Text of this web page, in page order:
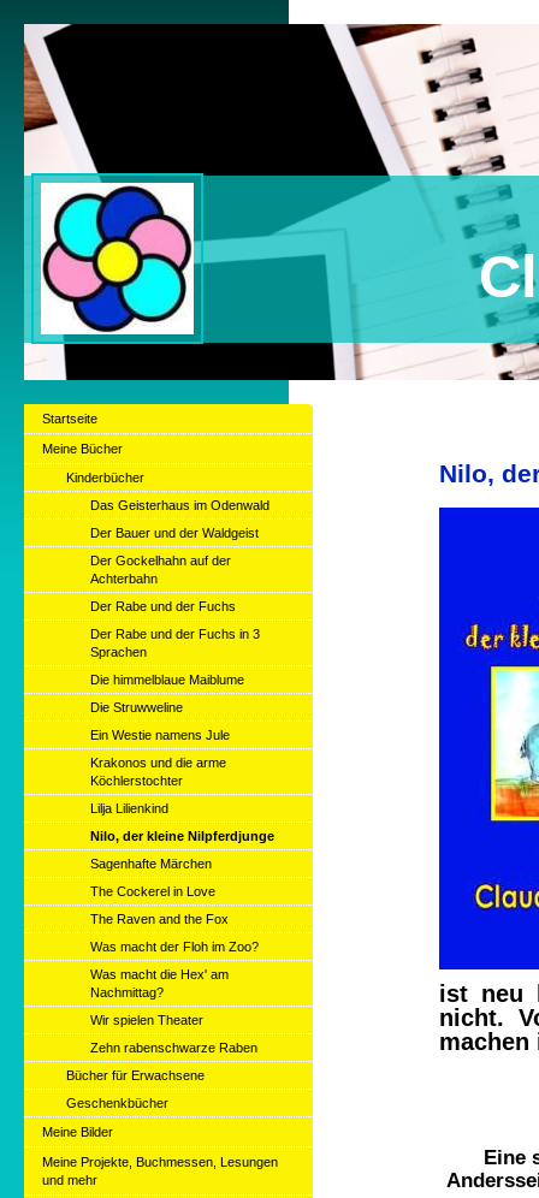
Claudia
Nilo,
ist neu
nicht.
machen
Eine
Startseite
Meine Bücher
Kinderbücher
Das Geisterhaus im Odenwald
Der Bauer und der Waldgeist
Der Gockelhahn auf der
Achterbahn
Der Rabe und der Fuchs
Der Rabe und der Fuchs in 3
Sprachen
Die himmelblaue Maiblume
Die Struwweline
Ein Westie namens Jule
Krakonos und die arme
Köchlerstochter
Lilja Lilienkind
Nilo, der kleine Nilpferdjunge
Sagenhafte Märchen
The Cockerel in Love
The Raven and the Fox
Was macht der Floh im Zoo?
Was macht die Hex' am
Nachmittag?
Wir spielen Theater
Zehn rabenschwarze Raben
Bücher für Erwachsene
Geschenkbücher
Meine Bilder
Meine Projekte, Buchmessen, Lesungen
und mehr